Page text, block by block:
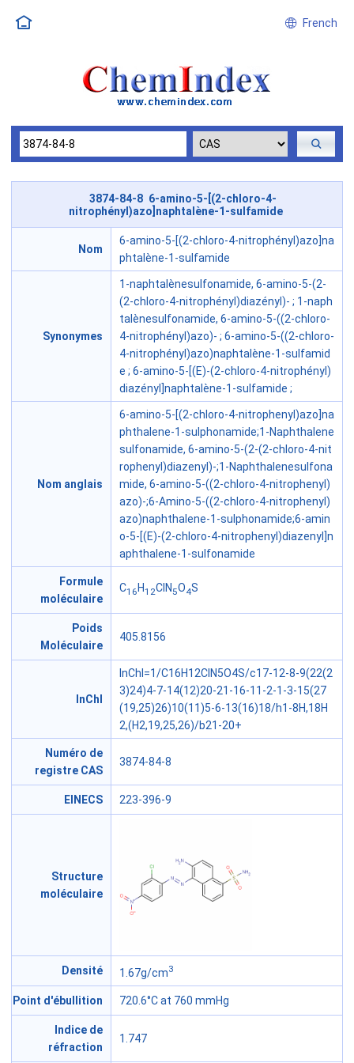
French
3874-84-8 6-amino-5-[(2-chloro-4-
nitrophényl)azo]naphtalène-1-sulfamide
Nom
6-amino-5-[(2-chloro-4-nitrophényl)azo]na
phtalène-1-sulfamide
Synonymes
1-naphtalènesulfonamide, 6-amino-5-(2-
(2-chloro-4-nitrophényl)diazényl)- ; 1-naph
talènesulfonamide, 6-amino-5-((2-chloro-
4-nitrophényl)azo)- ; 6-amino-5-((2-chloro-
4-nitrophényl)azo)naphtalène-1-sulfamid
e ; 6-amino-5-[(E)-(2-chloro-4-nitrophényl)
diazényl]naphtalène-1-sulfamide ;
Nom anglais
6-amino-5-[(2-chloro-4-nitrophenyl)azo]na
phthalene-1-sulphonamide;1-Naphthalene
sulfonamide, 6-amino-5-(2-(2-chloro-4-nit
rophenyl)diazenyl)-;1-Naphthalenesulfona
mide, 6-amino-5-((2-chloro-4-nitrophenyl)
azo)-;6-Amino-5-((2-chloro-4-nitrophenyl)
azo)naphthalene-1-sulphonamide;6-amin
o-5-[(E)-(2-chloro-4-nitrophenyl)diazenyl]n
aphthalene-1-sulfonamide
Formule
moléculaire
C16 H12ClN 5O4S
Poids
Moléculaire
405.8156
InChl
InChI=1/C16H12ClN5O4S/c17-12-8-9(22(2
3)24)4-7-14(12)20-21-16-11-2-1-3-15(27
(19,25)26)10(11)5-6-13(16)18/h1-8H,18H
2,(H2,19,25,26)/b21-20+
Numéro de
registre CAS
3874-84-8
EINECS 223-396-9
Structure
moléculaire
Densité 1.67g/cm3
Point d'ébullition 720.6°C at 760 mmHg
Indice de
réfraction
1.747